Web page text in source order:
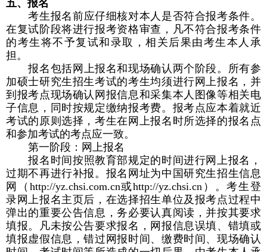
五、报名
考生报名前应仔细核对本人是否符合报考条件。
在复试阶段将进行报考资格审查，凡不符合报考条件
的考生将不予复试和录取，相关后果由考生本人承
担。
报名包括网上报名和现场确认两个阶段。所有参
加硕士研究生招生考试的考生均须进行网上报名，并
到报考点现场确认网报信息和采集本人图像等相关电
子信息，同时按规定缴纳报考费。报考点应本着就近
考试的原则选择，考生在网上报名时所选择的报名点
和参加考试的考点应一致。
第一阶段：网上报名
报名时间按照教育部规定的时间进行网上报名，
过期不再进行补报。报名网址为中国研究生招生信息
网（ http://yz.chsi.com.cn或http://yz.chsi.cn ）。考生登
录网上报名主页后，在选择招生单位及报考点过程中
弹出的重要公告信息，务必要认真阅读，并按其要求
填报。凡未按公告要求报名，网报信息误填、错填或
填报虚假信息，错过网报时间、缴费时间、现场确认